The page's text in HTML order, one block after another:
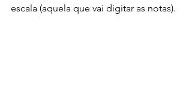
escala (aquela que vai digitar as notas).